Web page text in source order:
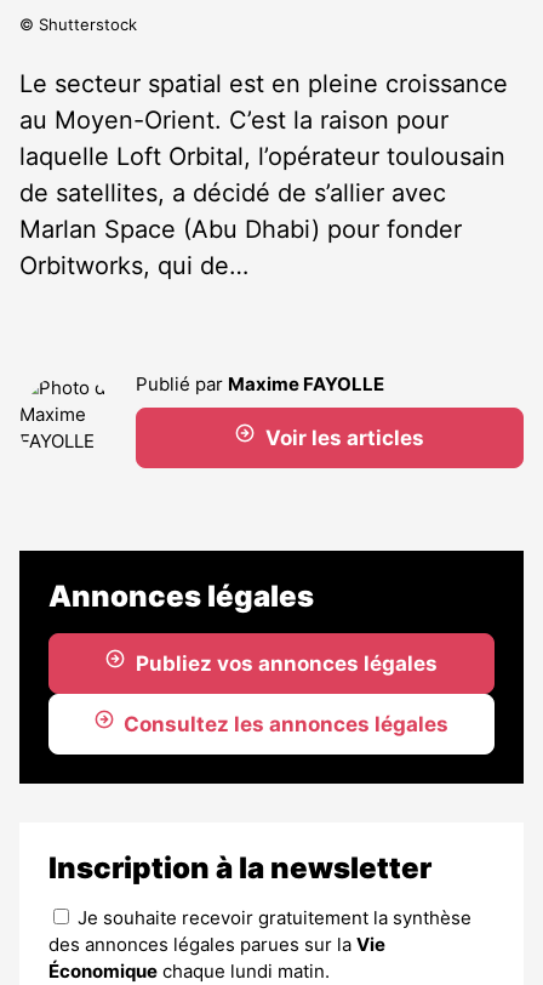
© Shutterstock
Le secteur spatial est en pleine croissance
au Moyen-Orient. C’est la raison pour
laquelle Loft Orbital, l’opérateur toulousain
de satellites, a décidé de s’allier avec
Marlan Space (Abu Dhabi) pour fonder
Orbitworks, qui de…
Publié par Maxime FAYOLLE
Voir les articles
Annonces légales
Publiez vos annonces légales
Consultez les annonces légales
Inscription à la newsletter
Je souhaite recevoir gratuitement la synthèse
des annonces légales parues sur la Vie
Économique chaque lundi matin.